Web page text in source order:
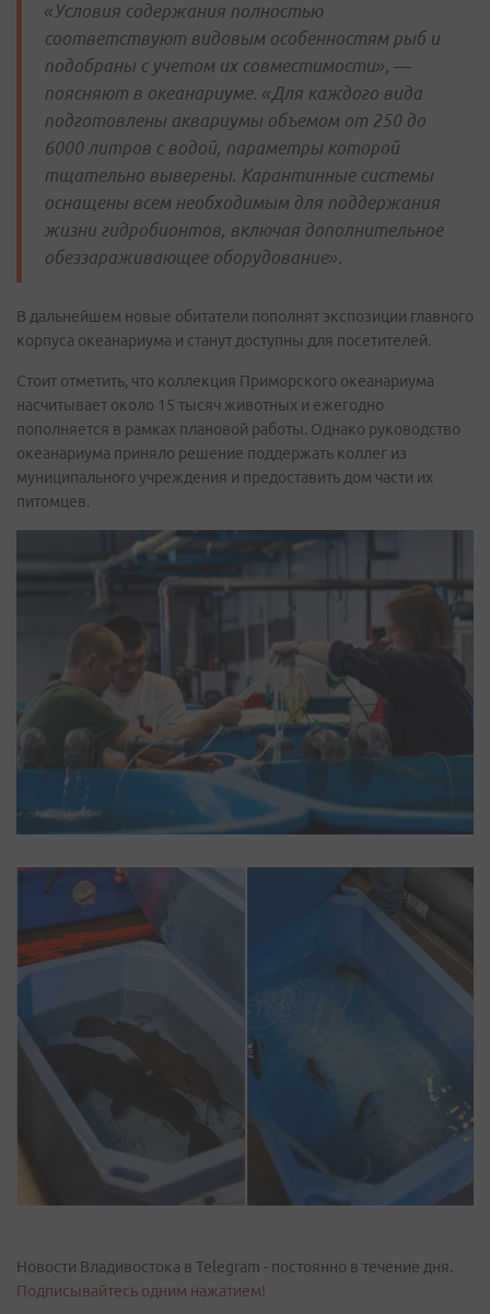
«Условия содержания полностью
соответствуют видовым особенностям рыб и
подобраны с учетом их совместимости», —
поясняют в океанариуме. «Для каждого вида
подготовлены аквариумы объемом от 250 до
6000 литров с водой, параметры которой
тщательно выверены. Карантинные системы
оснащены всем необходимым для поддержания
жизни гидробионтов, включая дополнительное
обеззараживающее оборудование».
В дальнейшем новые обитатели пополнят экспозиции главного
корпуса океанариума и станут доступны для посетителей.
Стоит отметить, что коллекция Приморского океанариума
насчитывает около 15 тысяч животных и ежегодно
пополняется в рамках плановой работы. Однако руководство
океанариума приняло решение поддержать коллег из
муниципального учреждения и предоставить дом части их
питомцев.
Новости Владивостока в Telegram - постоянно в течение дня.
Подписывайтесь одним нажатием!